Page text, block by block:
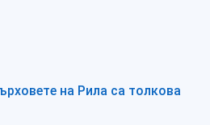
на Рила са толкова